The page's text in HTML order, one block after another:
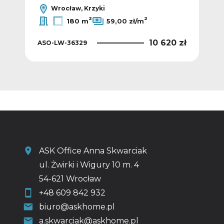
Wrocław, Krzyki
180 m2 59,00 zł/m2
ASO-LW-36329 10 620 zł
ASK Office Anna Skwarciak
ul. Żwirki i Wigury 10 m. 4
54-621 Wrocław
+48 609 842 932
biuro@askhome.pl
a.skwarciak@askhome.pl